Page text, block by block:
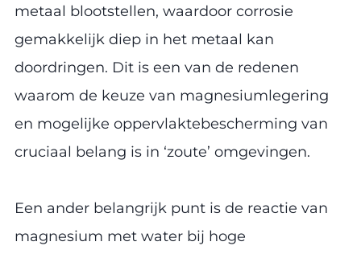
metaal blootstellen, waardoor corrosie
gemakkelijk diep in het metaal kan
doordringen. Dit is een van de redenen
waarom de keuze van magnesiumlegering
en mogelijke oppervlaktebescherming van
cruciaal belang is in ‘zoute’ omgevingen.
Een ander belangrijk punt is de reactie van
magnesium met water bij hoge